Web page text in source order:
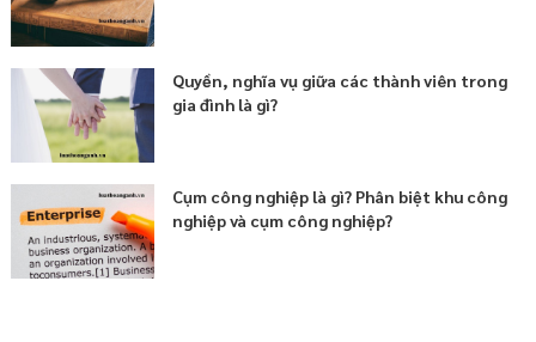
Quyền, nghĩa vụ giữa các thành viên trong
gia đình là gì?
Cụm công nghiệp là gì? Phân biệt khu công
nghiệp và cụm công nghiệp?